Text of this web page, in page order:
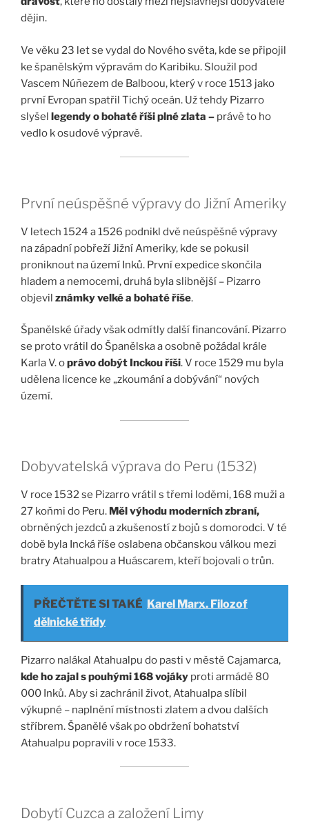
dějin.
Ve věku 23 let se vydal do Nového světa, kde se připojil
ke španělským výpravám do Karibiku. Sloužil pod
Vascem Núñezem de Balboou, který v roce 1513 jako
první Evropan spatřil Tichý oceán. Už tehdy Pizarro
slyšel legendy o bohaté říši plné zlata – právě to ho
vedlo k osudové výpravě.
První neúspěšné výpravy do Jižní Ameriky
V letech 1524 a 1526 podnikl dvě neúspěšné výpravy
na západní pobřeží Jižní Ameriky, kde se pokusil
proniknout na území Inků. První expedice skončila
hladem a nemocemi, druhá byla slibnější – Pizarro
objevil známky velké a bohaté říše.
Španělské úřady však odmítly další financování. Pizarro
se proto vrátil do Španělska a osobně požádal krále
Karla V. oprávo dobýt Inckou říši. V roce 1529 mu byla
udělena licence ke „zkoumání a dobývání“ nových
území.
Dobyvatelská výprava do Peru (1532)
V roce 1532 se Pizarro vrátil s třemi loděmi, 168 muži a
27 koňmi do Peru. Měl výhodu moderních zbraní,
obrněných jezdců a zkušeností z bojů s domorodci. V té
době byla Incká říše oslabena občanskou válkou mezi
bratry Atahualpou a Huáscarem, kteří bojovali o trůn.
PŘEČTĚTE SI TAKÉ Karel Marx. Filozof
dělnické třídy
Pizarro nalákal Atahualpu do pasti v městě Cajamarca,
kde ho zajal s pouhými 168 vojáky proti armádě 80
000 Inků. Aby si zachránil život, Atahualpa slíbil
výkupné – naplnění místnosti zlatem a dvou dalších
stříbrem. Španělé však po obdržení bohatství
Atahualpu popravili v roce 1533.
Dobytí Cuzca a založení Limy